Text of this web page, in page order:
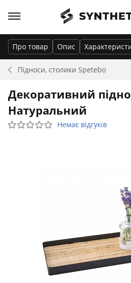
Підноси, столики Spetebo
Про товар Опис
Декоративний
Натуральний
Немає відгуків